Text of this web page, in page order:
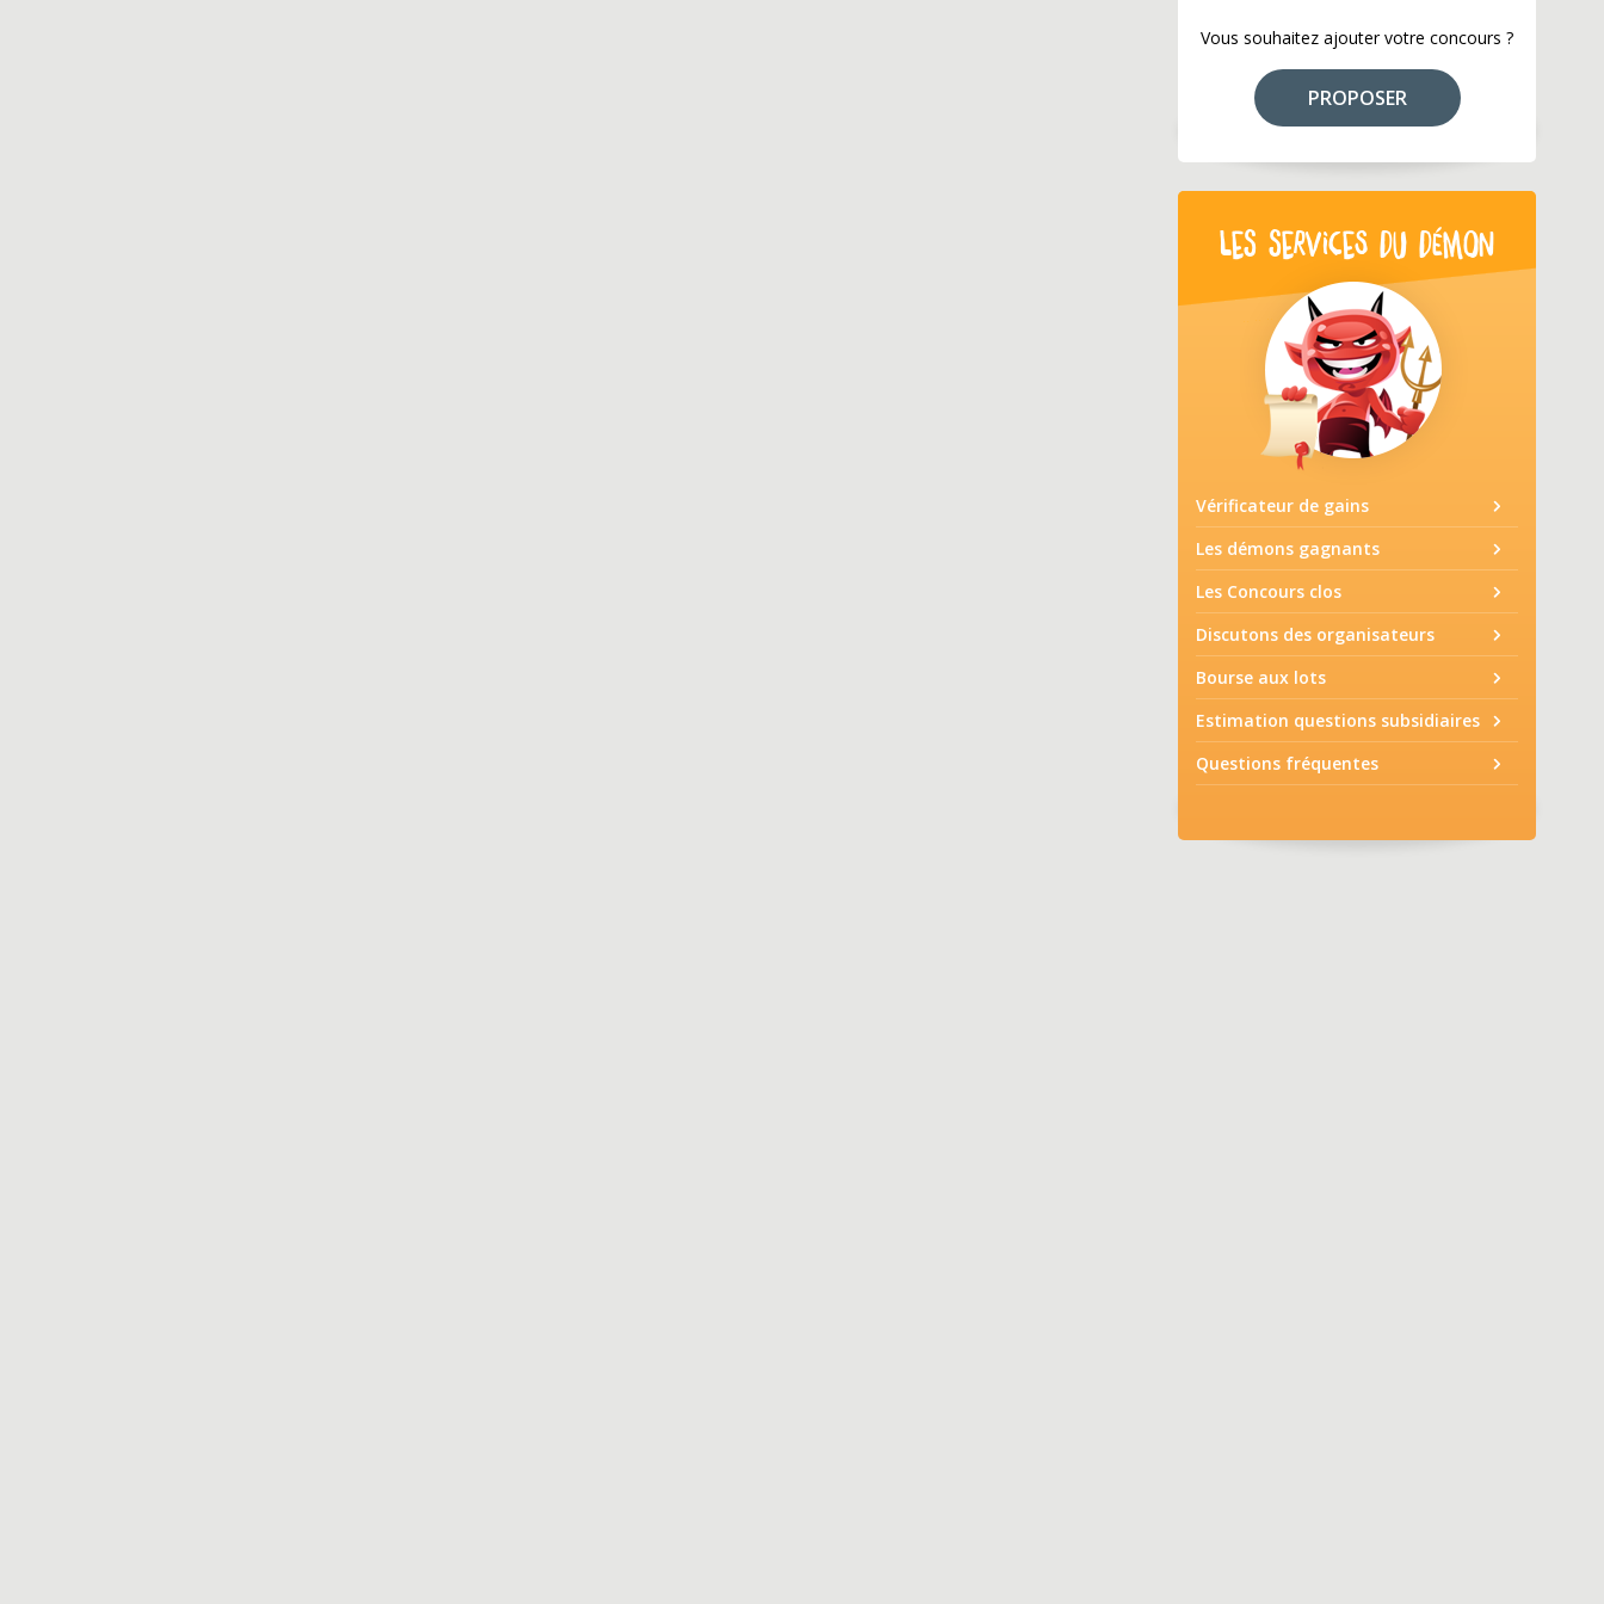
Vous souhaitez ajouter votre concours ?
PROPOSER
LES SERVICES DU DÉMON
Vérificateur de gains
Les démons gagnants
Les Concours clos
Discutons des organisateurs
Bourse aux lots
Estimation questions subsidiaires
Questions fréquentes